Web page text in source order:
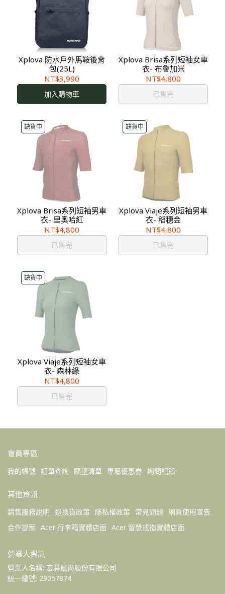
Xplova 防水戶外馬鞍後背
包(25L)
NT$3,990
加入購物車
Xplova Brisa系列短袖女車
衣- 布魯加米
NT$4,800
已售完
缺貨中
Xplova Brisa系列短袖男車
衣- 里奧哈紅
NT$4,800
已售完
缺貨中
Xplova Viaje系列短袖男車
衣- 稻穗金
NT$4,800
已售完
缺貨中
Xplova Viaje系列短袖女車
衣- 森林綠
NT$4,800
已售完
會員專區
我的帳號 訂單查詢 願望清單 專屬優惠券 詢問紀錄
其他資訊
銷售服務說明 退換貨政策 隱私權政策 常見問題 網頁使用宣告
合作提案 Acer 行李箱實體店面 Acer 智慧戒指實體店面
營業人資訊
營業人名稱: 宏碁風尚股份有限公司
統一編號: 29057874